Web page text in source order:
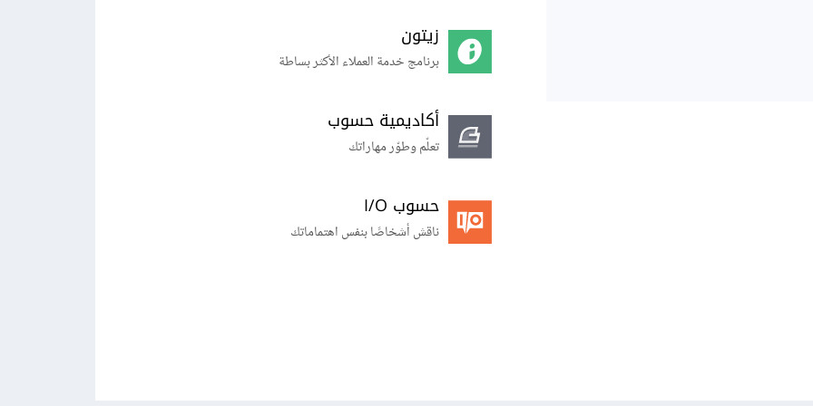
زيتون
برنامج خدمة العملاء الأكثر بساطة
أكاديمية حسوب
تعلّم وطوّر مهاراتك
حسوب I/O
ناقش أشخاصًا بنفس اهتماماتك